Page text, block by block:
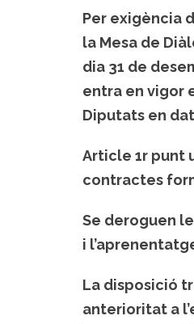
Per exigència
la Mesa de
dia 31 de
entra en vigor
Diputats en
Article 1r punt
contractes
Se deroguen
i
La disposició
anterioritat a